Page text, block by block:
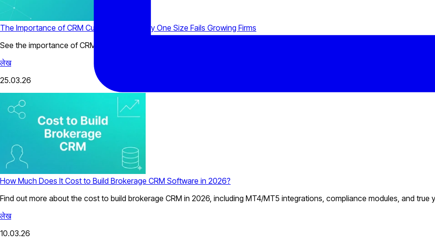
The Importance of CRM Customization: Why One Size Fails Growing Firms
See the importance of CRM customization for brokerages, from MT4/MT5 integration to KYC workflows that cut onboarding
लेख
25.03.26
How Much Does It Cost to Build Brokerage CRM Software in 2026?
Find out more about the cost to build brokerage CRM in 2026, including MT4/MT5 integrations, compliance modules, and true
लेख
10.03.26